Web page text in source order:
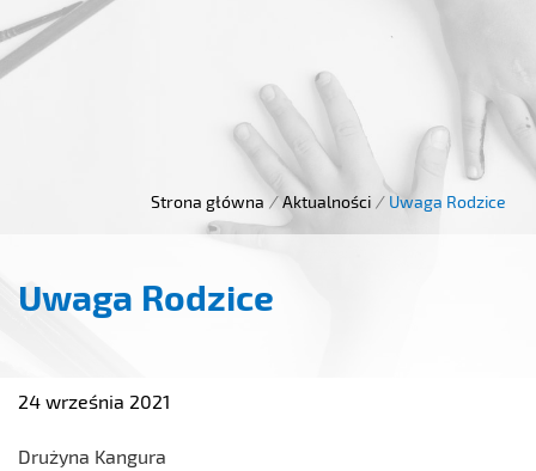
Strona główna / Aktualności / Uwaga Rodzice
Uwaga Rodzice
24 września 2021
Drużyna Kangura